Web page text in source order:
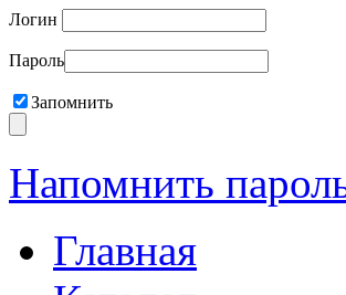
Логин
Пароль
Запомнить
Напомнить
Главная